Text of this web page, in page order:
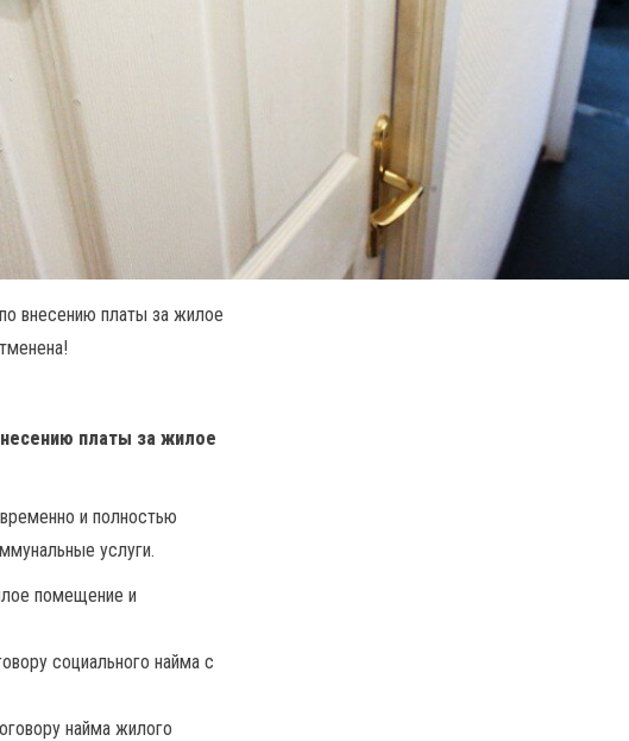
внесению платы за жилое
платы за жилое
и полностью
услуги.
помещение и
социального найма с
найма жилого